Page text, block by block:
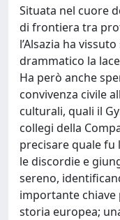
Situata nel cuore
di frontiera tra
l’Alsazia ha
drammatico la
Ha però anche
convivenza civile
culturali, quali il
collegi della
precisare quale fu
le discordie e
sereno,
importante
storia europea;